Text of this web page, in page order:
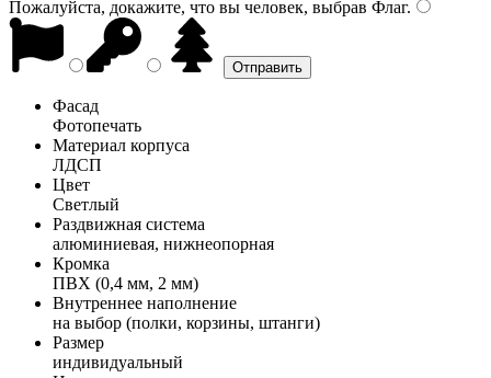
Пожалуйста, докажите, что вы человек, выбрав Флаг.
Фасад
Фотопечать
Материал корпуса
ЛДСП
Цвет
Светлый
Раздвижная система
алюминиевая, нижнеопорная
Кромка
ПВХ (0,4 мм, 2 мм)
Внутреннее наполнение
на выбор (полки, корзины, штанги)
Размер
индивидуальный